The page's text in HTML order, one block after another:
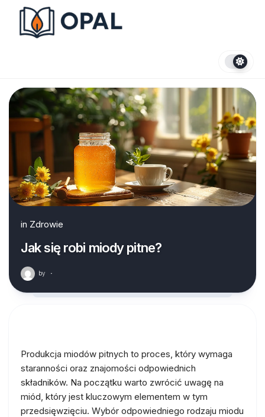
content
in Zdrowie
Jak się robi miody pitne?
by ·
Produkcja miodów pitnych to proces, który wymaga
staranności oraz znajomości odpowiednich
składników. Na początku warto zwrócić uwagę na
miód, który jest kluczowym elementem w tym
przedsięwzięciu. Wybór odpowiedniego rodzaju miodu